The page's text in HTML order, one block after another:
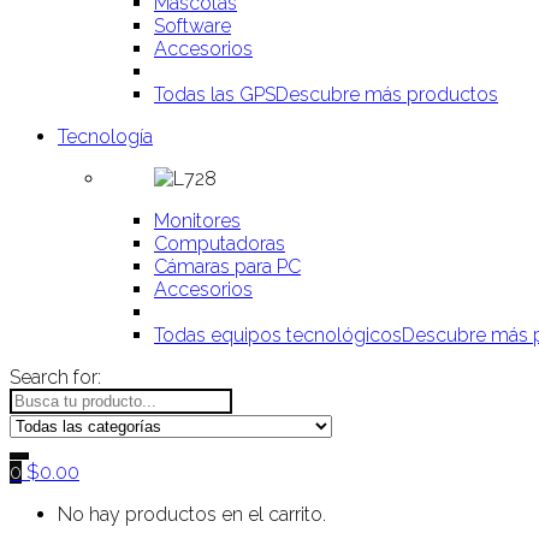
Software
Accesorios
Todas las GPSDescubre más productos
Tecnología
Monitores
Computadoras
Cámaras para PC
Accesorios
Todas equipos tecnológicosDescubre más
Search for:
0 $0.00
No hay productos en el carrito.